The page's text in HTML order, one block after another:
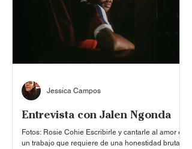
generaciones en un segundo aliento para la
banda. Alime
Entrevista con Jalen Ngonda
Fotos: Rosie Cohie Escribirle y cantarle al amor es
un trabajo que requiere de una honestidad brutal
Jessica Campos